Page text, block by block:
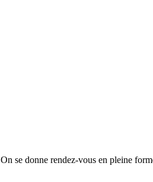
On se donne rendez-vous en pleine